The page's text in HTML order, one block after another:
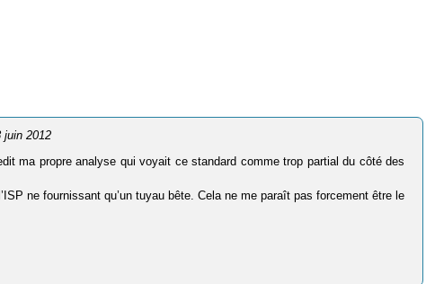
juin 2012
ma propre analyse qui voyait ce standard comme trop partial du côté des
ne fournissant qu’un tuyau bête. Cela ne me paraît pas forcement être le